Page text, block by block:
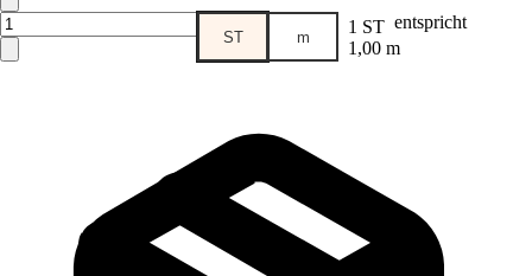
ST m 1 ST entspricht
1,00 m